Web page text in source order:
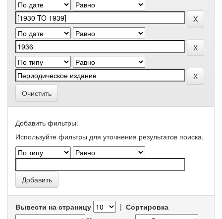
Очистить
Добавить фильтры:
Используйте фильтры для уточнения результатов поиска.
Вывести на страницу | Сортировка